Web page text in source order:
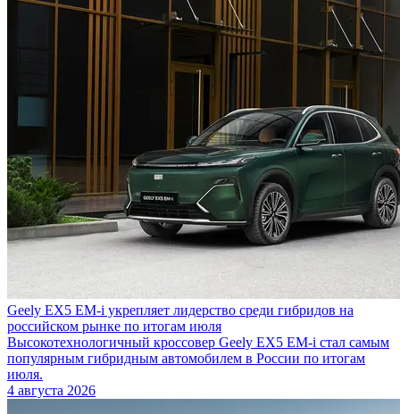
Geely EX5 EM-i укрепляет лидерство среди гибридов на
российском рынке по итогам июля
Высокотехнологичный кроссовер Geely EX5 EM-i стал самым
популярным гибридным автомобилем в России по итогам
июля.
4 августа 2026